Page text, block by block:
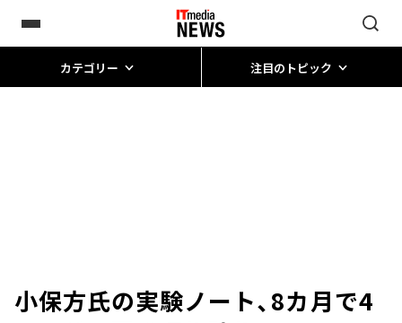
カテゴリー 注目のトピック
小保方氏の実験ノート、8カ月で4